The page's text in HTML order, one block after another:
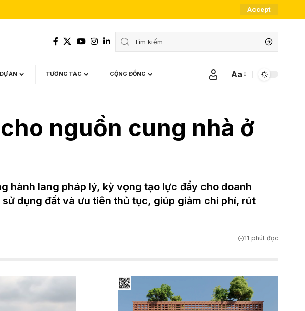
Accept
DỰ ÁN TƯƠNG TÁC CỘNG ĐỒNG
Font
Aa
nguồn cung nhà ở
hành lang pháp lý, kỳ vọng tạo lực đẩy cho doanh
dụng đất và ưu tiên thủ tục, giúp giảm chi phí, rút
11 phút đọc